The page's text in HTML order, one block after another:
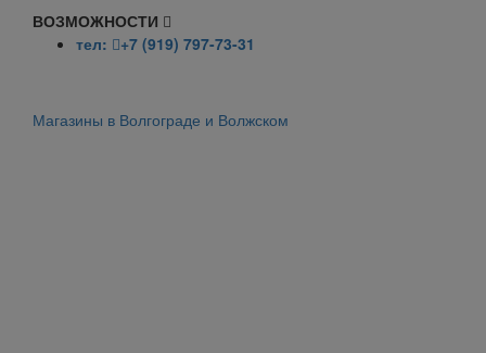
ВОЗМОЖНОСТИ
тел:
+7 (919) 797-73-31
Магазины в Волгограде и Волжском